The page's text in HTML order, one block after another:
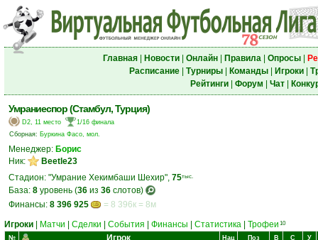
Главная| Новости| Онлайн| Правила| Опросы|
Расписание| Турниры| Команды| Игроки|
Рейтинги| Форум Чат|
Умраниеспор (Стамбул, Турция)
D2, 11 место
1/16 финала
Сборная: Буркина Фасо, мол.
Менеджер: Борис
Ник:
Beetle23
Стадион: "Умрание Хекимбаши Шехир", 75тыс.
База: 8 уровень (36 из 36 слотов)
Финансы: 8 396 925
= 8 396к = 8м
Игроки
Матчи Сделки События Финансы Статистика Трофеи 10
№ Игрок Нац Поз В С У